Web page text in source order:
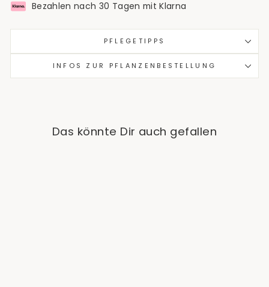
Bezahlen nach 30 Tagen mit Klarna
PFLEGETIPPS
INFOS ZUR PFLANZENBESTELLUNG
Das könnte Dir auch gefallen